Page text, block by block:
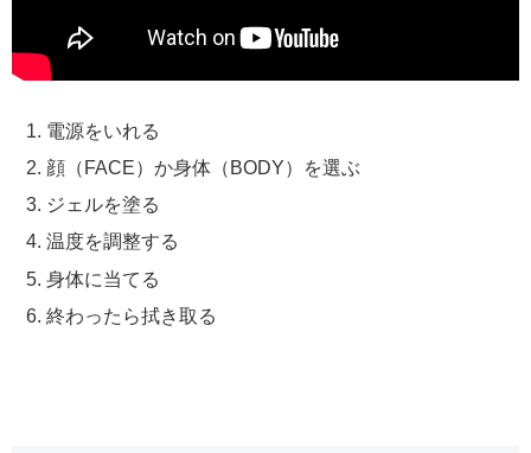
電源をいれる
顔（FACE）か身体（BODY）を選ぶ
ジェルを塗る
温度を調整する
身体に当てる
終わったら拭き取る